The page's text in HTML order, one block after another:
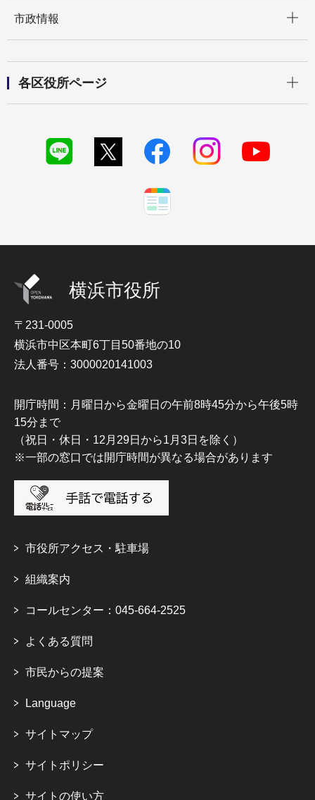
市政情報
各区役所ページ
横浜市役所
〒231-0005
横浜市中区本町6丁目50番地の10
法人番号：3000020141003
開庁時間：月曜日から金曜日の午前8時45分から午後5時
15分まで
（祝日・休日・12月29日から1月3日を除く）
※一部の窓口では開庁時間が異なる場合があります
市役所アクセス・駐車場
組織案内
コールセンター：045-664-2525
よくある質問
市民からの提案
Language
サイトマップ
サイトポリシー
サイトの使い方